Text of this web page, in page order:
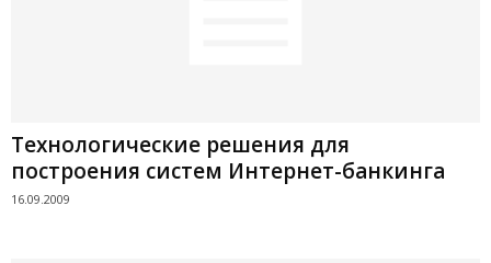
Технологические решения для
построения систем Интернет-банкинга
16.09.2009